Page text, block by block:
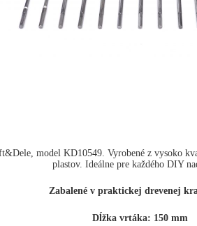
model KD10549. Vyrobené z vysoko
plastov. Ideálne pre každého DIY
Zabalené v praktickej drevenej
Dĺžka vrtáka: 150 mm